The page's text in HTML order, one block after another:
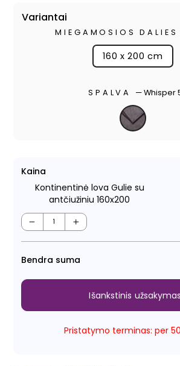
Variantai
MIEGAMOSIOS DALIES
160 x 200 cm
SPALVA —Whisper
Kaina
Kontinentinė lova Gulie su
antčiužiniu 160x200
− +
Bendra suma
Pristatymo terminas: per
Išankstinis užsakymas